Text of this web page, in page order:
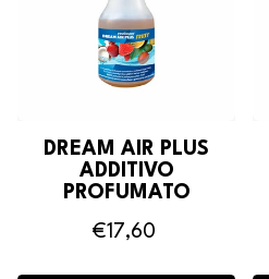
DREAM AIR PLUS
ADDITIVO
PROFUMATO
€17,60